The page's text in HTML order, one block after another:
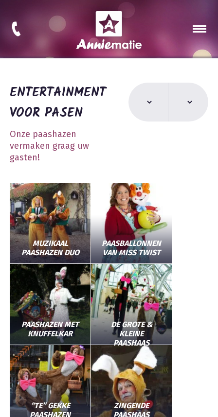
ENTERTAINMENT
VOOR PASEN
Onze paashazen
vermaken graag uw
gasten!
MUZIKAAL
PAASHAZEN DUO
PAASBALLONNEN
VAN MISS TWIST
PAASHAZEN MET
KNUFFELKAR
DE GROTE &
KLEINE
PAASHAAS
“TE” GEKKE
PAASHAZEN
ZINGENDE
PAASHAAS